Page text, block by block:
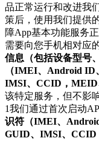
品正常运行和改进我
策后，使用我们提供
障App基本功能服务
需要向您手机相对应
信息（包括设备型号
（IMEI、Android ID
IMSI、CCID，MEID
该特定服务，但不影
1我们通过首次启动
识符（IMEI、
GUID、IMSI、CCID